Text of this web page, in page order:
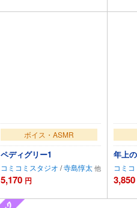
ボイス・ASMR
ペディグリー1
コミコミスタジオ /寺島惇太
5,170 円
年上
コミ
3,850